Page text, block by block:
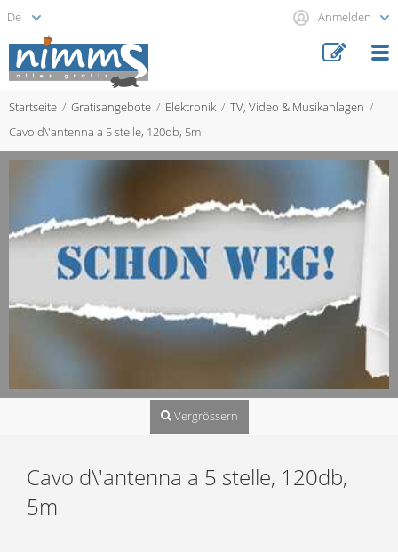
Anmelden
Startseite Gratisangebote Elektronik
TV, Video & Musikanlagen
Cavo d\'antenna a 5 stelle, 120db, 5m
Vergrössern
Cavo d\'antenna a 5 stelle, 120db,
5m